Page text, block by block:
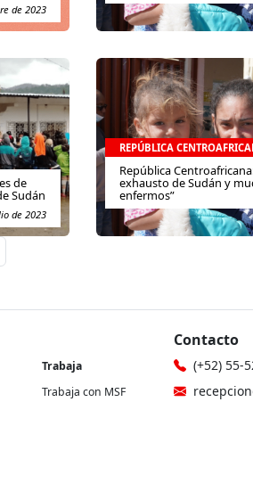
de 2023
de
Sudán
de 2023
REPÚBLICA
República
exhausto de Sudán y
enfermos”
Trabaja
Trabaja con MSF
Contacto
(+52) 55-